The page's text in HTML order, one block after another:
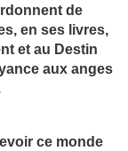
de
en ses livres,
et au Destin
aux anges
ce monde